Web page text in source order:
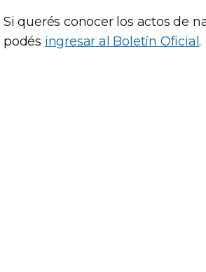
Si querés conocer los actos de
podés ingresar al Boletín Oficial.